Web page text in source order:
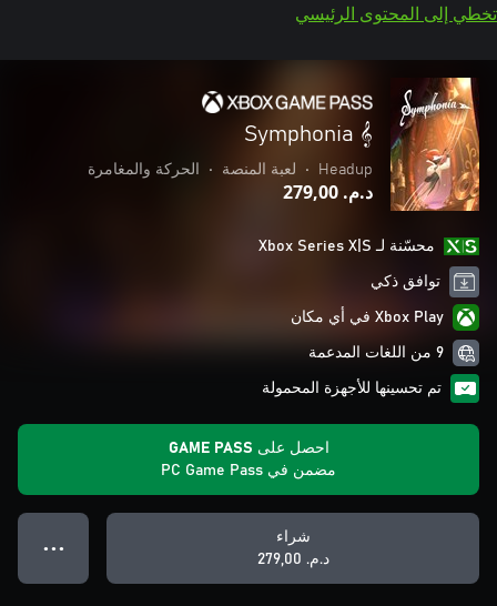
تخطي إلى المحتوى الرئيسي
Symphonia 𝄞
Headup
• لعبة المنصة • الحركة والمغامرة
د.م.‏ 279,00
محسّنة لـ Xbox Series X|S
توافق ذكي
Xbox Play في أي مكان
9 من اللغات المدعمة
تم تحسينها للأجهزة المحمولة
احصل على GAME PASS
مضمن في PC Game Pass
شراء
د.م.‏ 279,00
● ● ●